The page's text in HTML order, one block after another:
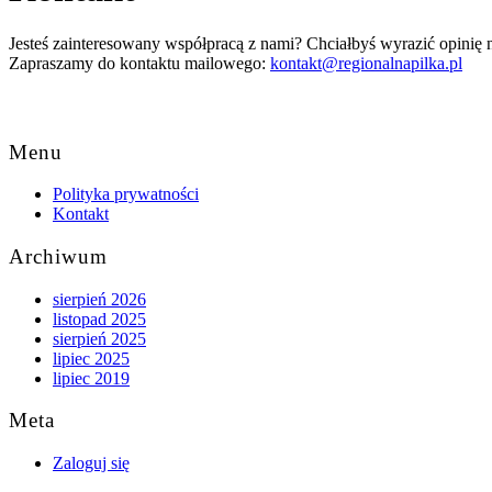
Jesteś zainteresowany współpracą z nami? Chciałbyś wyrazić
Zapraszamy do kontaktu mailowego: kontakt@regionalnapilka.pl
Top
Menu
Polityka prywatności
Kontakt
Archiwum
sierpień 2026
listopad 2025
sierpień 2025
lipiec 2025
lipiec 2019
Meta
Zaloguj się